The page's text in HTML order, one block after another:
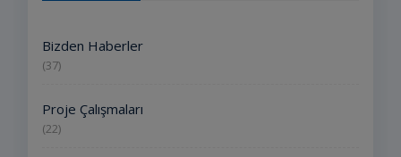
Bizden Haberler
(37)
Proje Çalışmaları
(22)